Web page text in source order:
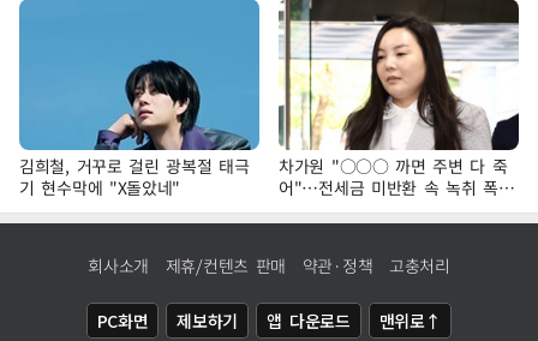
김희철, 거꾸로 걸린 광복절 태극
기 현수막에 "X돌았네"
차가원 "○○○ 까면 주변 다 죽
어"…전세금 미반환 속 녹취 폭로
파장
회사소개 제휴/컨텐츠 판매 약관·정책 고충처리
PC화면 제보하기 앱 다운로드 맨위로↑